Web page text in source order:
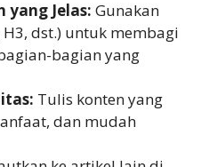
yang Jelas: Gunakan
H3, dst.) untuk membagi
bagian yang
Tulis konten yang
dan mudah